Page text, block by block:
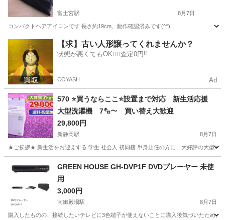
富士宮駅 8月7日
コンパクトヘアアイロンです 長さ約19cm、動作確認済みです(^^)
富士宮駅 美容家電 ヘアアイロン
【求】古い人形譲ってくれませんか？
状態が悪くてもOK🙆‍♀️査定0円‼️
COYASH Ad
570 ⭐️買うならここ⭐️設置まで対応 新生活応援
大型洗濯機 7㌔〜 買い替え大歓迎
29,800円
新静岡駅 8月7日
★ご挨拶★ 新生活をお迎えする 学生 社会人 初同棲 単身赴任の方に、大好評の大型冷
GREEN HOUSE GH-DVP1F DVDプレーヤー 未使
用
3,000円
南御殿場駅 8月7日
購入したものの、接続したいテレビに3色端子が使えないことに購入後気づいたため